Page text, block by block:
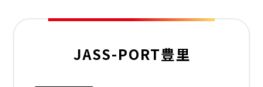
レスト
JASS-PORT豊里